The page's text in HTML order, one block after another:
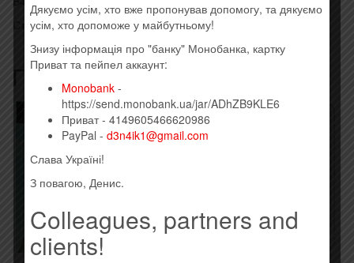
Стиль: Heavy Metal
Похожие товары
Товар закінчився!
Дякуємо усім, хто вже пропонував допомогу, та дякуємо
усім, хто допоможе у майбутньому!
Знизу інформація про "банку" Монобанка, картку
Приват та пейпел аккаунт:
Monobank -
https://send.monobank.ua/jar/ADhZB9KLE6
Приват - 4149605466620986
PayPal - d3n4ik1@gmail.com
Слава Україні!
З повагою, Денис.
Colleagues, partners and
clients!